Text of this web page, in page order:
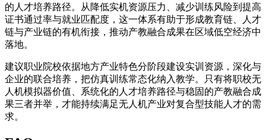
的人才培养路径。从降低实机资源压力、减少训练风险到提高
证书通过率与就业匹配度，这一体系有助于形成教育链、人才
链与产业链的有机衔接，推动产教融合成果在区域低空经济中
落地。
建议职业院校依据地方产业特色分阶段建设实训资源，深化与
企业的联合培养，把仿真训练常态化纳入教学。只有将职校无
人机模拟器价值、系统化的人才培养路径与稳固的产教融合成
果三者并举，才能持续满足无人机产业对复合型技能人才的需
求。